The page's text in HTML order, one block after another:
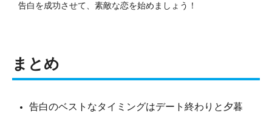
告白を成功させて、素敵な恋を始めましょう！
まとめ
告白のベストなタイミングはデート終わりと夕暮